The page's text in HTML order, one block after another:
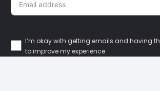
I’m okay with getting emails and having
to improve my experience.